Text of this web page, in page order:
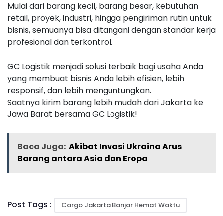
Mulai dari barang kecil, barang besar, kebutuhan
retail, proyek, industri, hingga pengiriman rutin untuk
bisnis, semuanya bisa ditangani dengan standar kerja
profesional dan terkontrol.
GC Logistik menjadi solusi terbaik bagi usaha Anda
yang membuat bisnis Anda lebih efisien, lebih
responsif, dan lebih menguntungkan.
Saatnya kirim barang lebih mudah dari Jakarta ke
Jawa Barat bersama GC Logistik!
Baca Juga: Akibat Invasi Ukraina Arus
Barang antara Asia dan Eropa
Post Tags : Cargo Jakarta Banjar Hemat Waktu